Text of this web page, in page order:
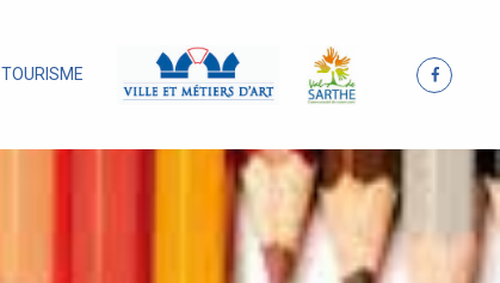
TOURISME